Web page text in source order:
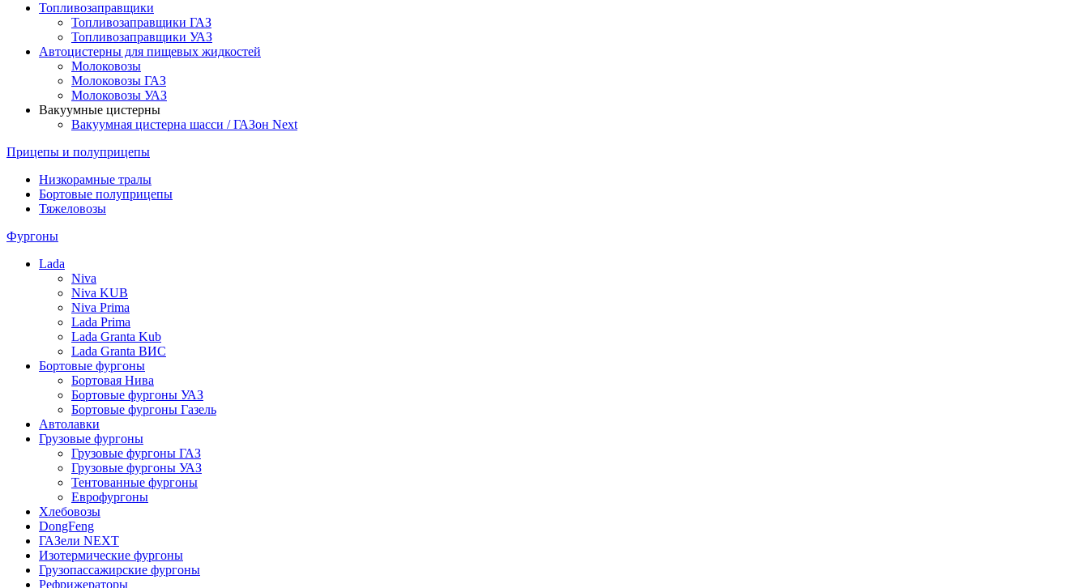
Топливозаправщики
Топливозаправщики ГАЗ
Топливозаправщики УАЗ
Автоцистерны для пищевых жидкостей
Молоковозы
Молоковозы ГАЗ
Молоковозы УАЗ
Вакуумные цистерны
Вакуумная цистерна шасси / ГАЗон Next
Прицепы и полуприцепы
Низкорамные тралы
Бортовые полуприцепы
Тяжеловозы
Фургоны
Lada
Niva
Niva KUB
Niva Prima
Lada Prima
Lada Granta Kub
Lada Granta ВИС
Бортовые фургоны
Бортовая Нива
Бортовые фургоны УАЗ
Бортовые фургоны Газель
Автолавки
Грузовые фургоны
Грузовые фургоны ГАЗ
Грузовые фургоны УАЗ
Тентованные фургоны
Еврофургоны
Хлебовозы
DongFeng
ГАЗели NEXT
Изотермические фургоны
Грузопассажирские фургоны
Рефрижераторы